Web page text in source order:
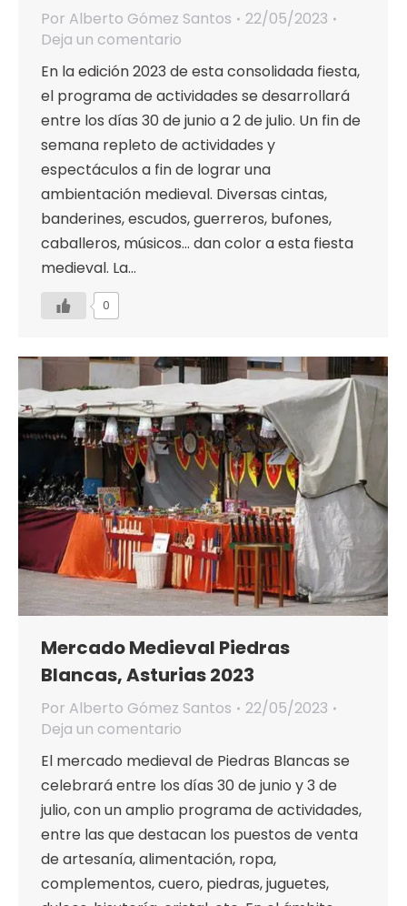
Por Alberto Gómez Santos
22/05/2023
Deja un comentario
En la edición 2023 de esta consolidada fiesta,
el programa de actividades se desarrollará
entre los días 30 de junio a 2 de julio. Un fin de
semana repleto de actividades y
espectáculos a fin de lograr una
ambientación medieval. Diversas cintas,
banderines, escudos, guerreros, bufones,
caballeros, músicos… dan color a esta fiesta
medieval. La…
0
Mercado Medieval Piedras
Blancas, Asturias 2023
Por Alberto Gómez Santos
22/05/2023
Deja un comentario
El mercado medieval de Piedras Blancas se
celebrará entre los días 30 de junio y 3 de
julio, con un amplio programa de actividades,
entre las que destacan los puestos de venta
de artesanía, alimentación, ropa,
complementos, cuero, piedras, juguetes,